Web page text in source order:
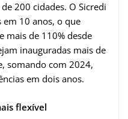
200 cidades. O Sicredi
em 10 anos, o que
mais de 110% desde
inauguradas mais de
somando com 2024,
em dois anos.
flexível